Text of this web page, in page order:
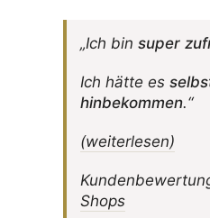
„Ich bin super
Ich hätte es
hinbe­kommen.“
(weiter­lesen)
Shops